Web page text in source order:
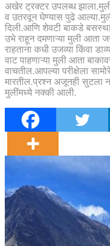
अखेर ट्रक्टर उपलब्ध
व उतरवून घेण्यास पुढे
दिली.आणि शेवटी बाकडे
उभे राहून दमणाऱ्या मुली आता
राहताना कधी उजव्या किंवा
वाट पाहणाऱ्या मुली आता
वाचतील.आपल्या परीक्षेला
मारतील.प्रश्न अजूनही सुटला
मुलींमध्ये नक्की आली.